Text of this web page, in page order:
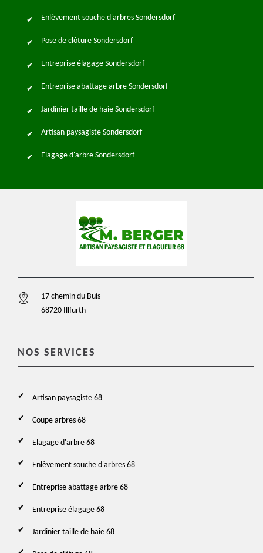
Enlèvement souche d'arbres Sondersdorf
Pose de clôture Sondersdorf
Entreprise élagage Sondersdorf
Entreprise abattage arbre Sondersdorf
Jardinier taille de haie Sondersdorf
Artisan paysagiste Sondersdorf
Elagage d'arbre Sondersdorf
17 chemin du Buis
68720 Illfurth
NOS SERVICES
Artisan paysagiste 68
Coupe arbres 68
Elagage d'arbre 68
Enlèvement souche d'arbres 68
Entreprise abattage arbre 68
Entreprise élagage 68
Jardinier taille de haie 68